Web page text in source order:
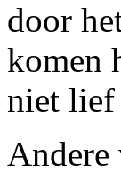
door
komen
niet lief
Andere